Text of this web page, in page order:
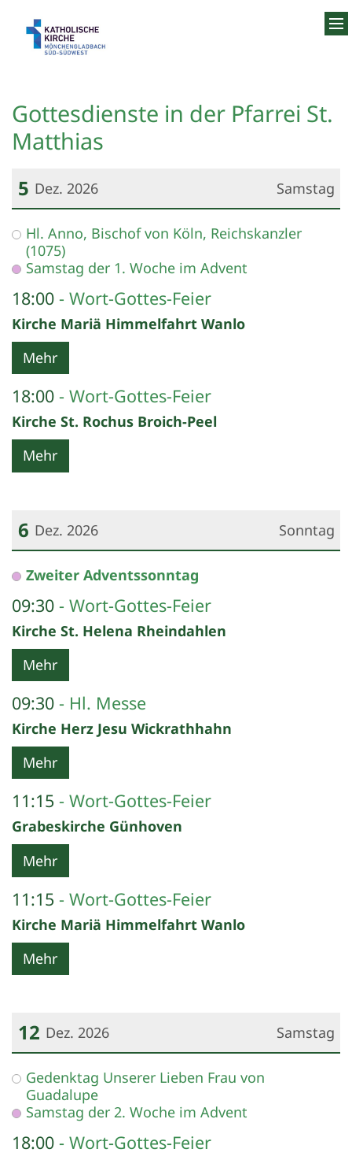
Gottesdienste in der Pfarrei St.
Matthias
Samstag
5 Dez. 2026
Datum: 5. Dezember 2026
Hl. Anno, Bischof von Köln, Reichskanzler
(1075)
Samstag der 1. Woche im Advent
18:00 Wort-Gottes-Feier
Kirche Mariä Himmelfahrt Wanlo
Mehr
18:00 Wort-Gottes-Feier
Kirche St. Rochus Broich-Peel
Mehr
Sonntag
6 Dez. 2026
Datum: 6. Dezember 2026
Zweiter Adventssonntag
09:30 Wort-Gottes-Feier
Kirche St. Helena Rheindahlen
Mehr
09:30 Hl. Messe
Kirche Herz Jesu Wickrathhahn
Mehr
11:15 Wort-Gottes-Feier
Grabeskirche Günhoven
Mehr
11:15 Wort-Gottes-Feier
Kirche Mariä Himmelfahrt Wanlo
Mehr
Samstag
12 Dez. 2026
Datum: 12. Dezember 2026
Gedenktag Unserer Lieben Frau von
Guadalupe
Samstag der 2. Woche im Advent
18:00 Wort-Gottes-Feier